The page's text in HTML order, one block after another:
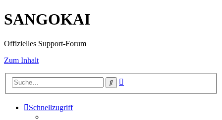
SANGOKAI
Offizielles Support-Forum
Zum Inhalt
Suche
Schnellzugriff